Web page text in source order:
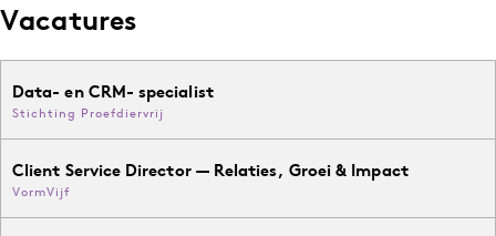
Vacatures
Data- en CRM- specialist
Stichting Proefdiervrij
Client Service Director — Relaties, Groei & Impact
VormVijf